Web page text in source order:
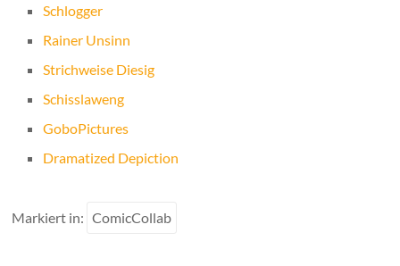
Schlogger
Rainer Unsinn
Strichweise Diesig
Schisslaweng
GoboPictures
Dramatized Depiction
Markiert in: ComicCollab